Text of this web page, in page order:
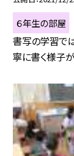
６年生の部屋
書写の学習で
寧に書く様子